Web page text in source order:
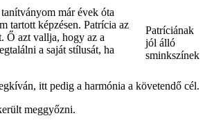
Patríciának
jól álló
sminkszínek
már évek óta
tartott képzésen. Patrícia az
Ő azt vallja, hogy az a
a saját stílusát, ha
itt pedig a harmónia a követendő cél.
meggyőzni.